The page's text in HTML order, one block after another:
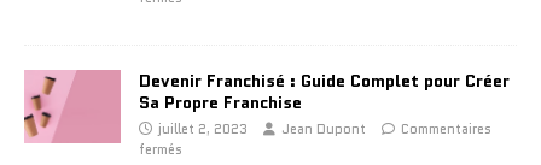
Devenir Franchisé : Guide Complet pour Créer
Sa Propre Franchise
juillet 2, 2023 Jean Dupont
Commentaires
fermés